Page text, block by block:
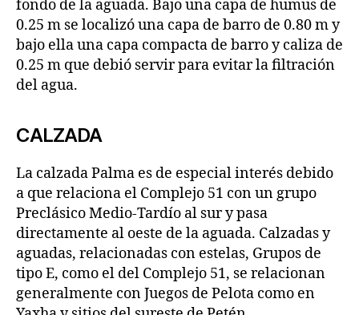
fondo de la aguada. Bajo una capa de humus de
0.25 m se localizó una capa de barro de 0.80 m y
bajo ella una capa compacta de barro y caliza de
0.25 m que debió servir para evitar la filtración
del agua.
CALZADA
La calzada Palma es de especial interés debido
a que relaciona el Complejo 51 con un grupo
Preclásico Medio-Tardío al sur y pasa
directamente al oeste de la aguada. Calzadas y
aguadas, relacionadas con estelas, Grupos de
tipo E, como el del Complejo 51, se relacionan
generalmente con Juegos de Pelota como en